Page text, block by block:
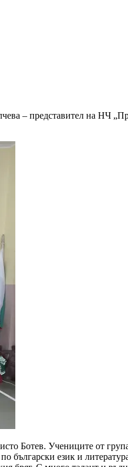
– представител на НЧ
Ботев. Учениците от
език и